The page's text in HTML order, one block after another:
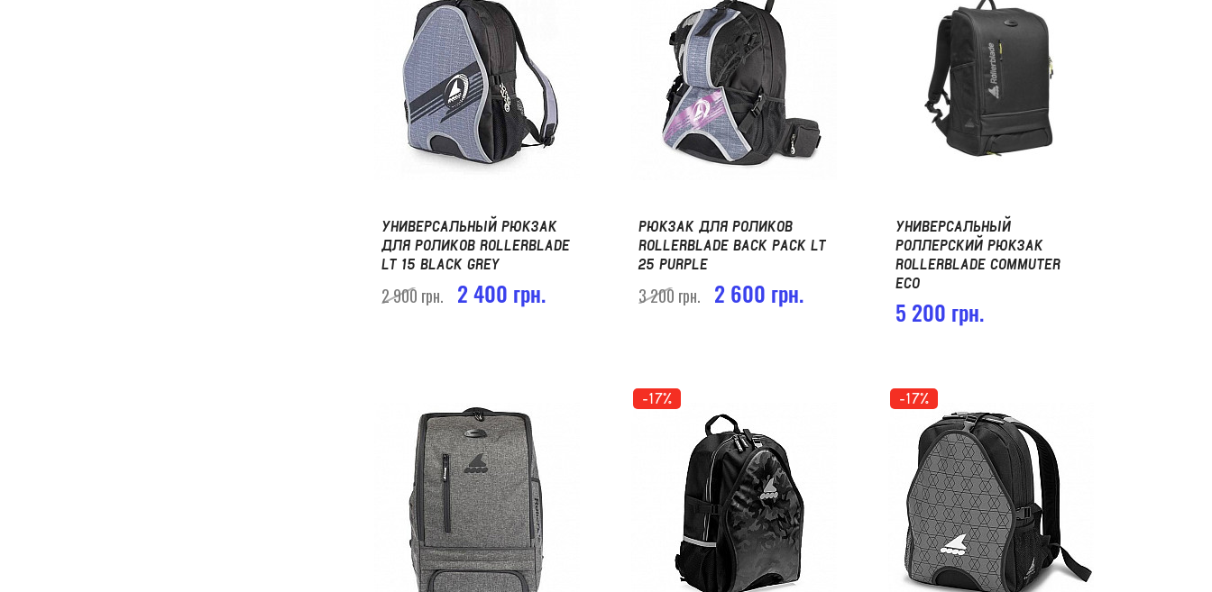
УНИВЕРСАЛЬНЫЙ РЮКЗАК
ДЛЯ РОЛИКОВ ROLLERBLADE
LT 15 BLACK GREY
2 900 грн. 2 400 грн.
РЮКЗАК ДЛЯ РОЛИКОВ
ROLLERBLADE BACK PACK LT
25 PURPLE
3 200 грн. 2 600 грн.
УНИВЕРСАЛЬНЫЙ
РОЛЛЕРСКИЙ РЮКЗАК
ROLLERBLADE COMMUTER
ECO
5 200 грн.
-17% -17%